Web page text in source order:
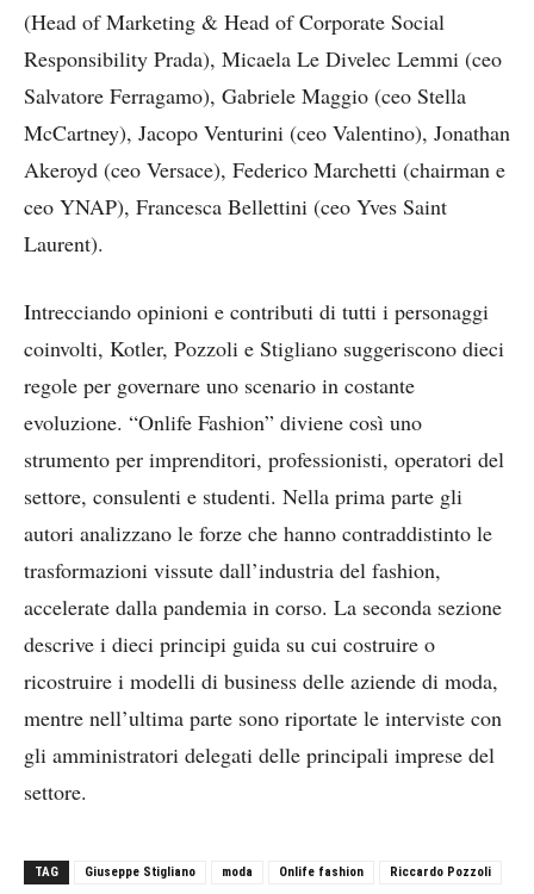
(Head of Marketing & Head of Corporate Social
Responsibility Prada), Micaela Le Divelec Lemmi (ceo
Salvatore Ferragamo), Gabriele Maggio (ceo Stella
McCartney), Jacopo Venturini (ceo Valentino), Jonathan
Akeroyd (ceo Versace), Federico Marchetti (chairman e
ceo YNAP), Francesca Bellettini (ceo Yves Saint
Laurent).
Intrecciando opinioni e contributi di tutti i personaggi
coinvolti, Kotler, Pozzoli e Stigliano suggeriscono dieci
regole per governare uno scenario in costante
evoluzione. “Onlife Fashion” diviene così uno
strumento per imprenditori, professionisti, operatori del
settore, consulenti e studenti. Nella prima parte gli
autori analizzano le forze che hanno contraddistinto le
trasformazioni vissute dall’industria del fashion,
accelerate dalla pandemia in corso. La seconda sezione
descrive i dieci principi guida su cui costruire o
ricostruire i modelli di business delle aziende di moda,
mentre nell’ultima parte sono riportate le interviste con
gli amministratori delegati delle principali imprese del
settore.
TAG Giuseppe Stigliano moda Onlife fashion Riccardo Pozzoli